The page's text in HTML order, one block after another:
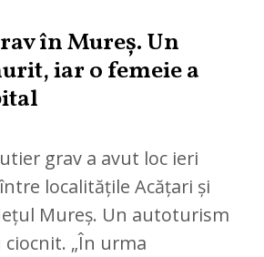
în Mureș. Un
iar o femeie a
grav a avut loc ieri
localitățile Acățari și
Mureș. Un autoturism
ciocnit. „În urma